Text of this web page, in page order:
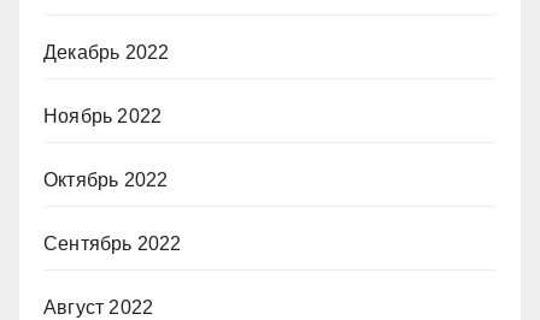
Декабрь 2022
Ноябрь 2022
Октябрь 2022
Сентябрь 2022
Август 2022